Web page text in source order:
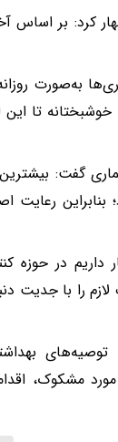
کرد: بر اساس
به‌صورت
تا
گفت: بیشترین
داریم در حوزه
با جدیت
مشکوک،